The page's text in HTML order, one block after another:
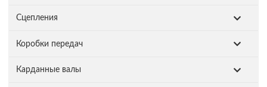
Сцепления
Коробки передач
Карданные валы